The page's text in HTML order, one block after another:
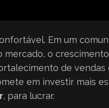
Em um
o
de
em investir mais
, para lucrar.